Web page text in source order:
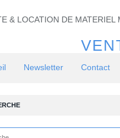
Newsletter Contact